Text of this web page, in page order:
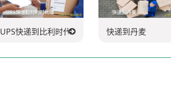
UPS快递到比利时代理 快递到丹麦